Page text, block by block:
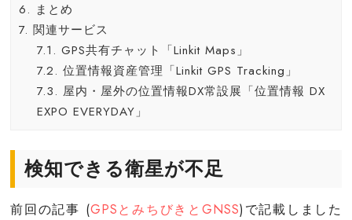
6. まとめ
7. 関連サービス
7.1. GPS共有チャット「Linkit Maps」
7.2. 位置情報資産管理「Linkit GPS Tracking」
7.3. 屋内・屋外の位置情報DX常設展「位置情報 DX
EXPO EVERYDAY」
検知できる衛星が不足
前回の記事 (GPSとみちびきとGNSS)で記載しました